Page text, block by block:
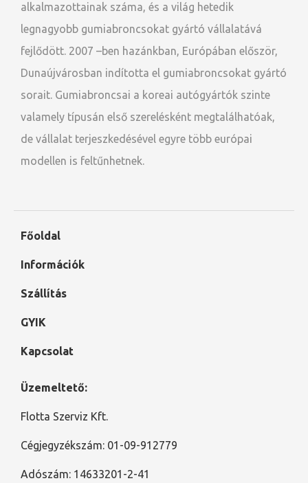
alkalmazottainak száma, és a világ hetedik
legnagyobb gumiabroncsokat gyártó vállalatává
fejlődött. 2007 –ben hazánkban, Európában először,
Dunaújvárosban indította el gumiabroncsokat gyártó
sorait. Gumiabroncsai a koreai autógyártók szinte
valamely típusán első szerelésként megtalálhatóak,
de vállalat terjeszkedésével egyre több európai
modellen is feltűnhetnek.
Főoldal
Információk
Szállítás
GYIK
Kapcsolat
Üzemeltető:
Flotta Szerviz Kft.
Cégjegyzékszám: 01-09-912779
Adószám: 14633201-2-41